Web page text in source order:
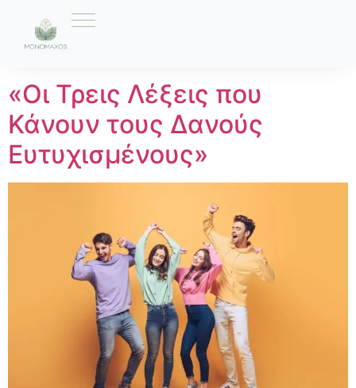
Ετικέτα:
«Οι Τρεις Λέξεις που
Κάνουν τους Δανούς
Ευτυχισμένους»